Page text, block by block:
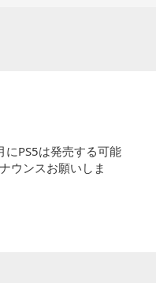
PS5は発売する可能
ウンスお願いしま